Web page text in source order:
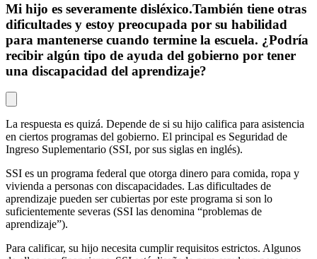
Mi hijo es severamente disléxico.También tiene otras
dificultades y estoy preocupada por su habilidad
para mantenerse cuando termine la escuela. ¿Podría
recibir algún tipo de ayuda del gobierno por tener
una discapacidad del aprendizaje?
La respuesta es quizá. Depende de si su hijo califica para asistencia
en ciertos programas del gobierno. El principal es Seguridad de
Ingreso Suplementario (SSI, por sus siglas en inglés).
SSI es un programa federal que otorga dinero para comida, ropa y
vivienda a personas con discapacidades. Las dificultades de
aprendizaje pueden ser cubiertas por este programa si son lo
suficientemente severas (SSI las denomina “problemas de
aprendizaje”).
Para calificar, su hijo necesita cumplir requisitos estrictos. Algunos